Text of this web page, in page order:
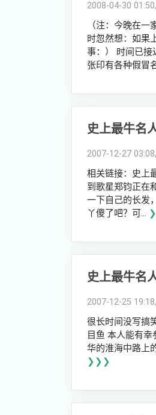
2008-04-30
（注：今晚在
时忽然想：如果
事：） 时间已接
张印有各种假冒
史上最牛名
2007-12-27
相关链接：史上
到歌星郑钧正在
一下自己的长发
丫傻了吧？可...
史上最牛名
2007-12-25
很长时间没写搞
目鱼 本人能有
华的淮海中路上
❯❯❯